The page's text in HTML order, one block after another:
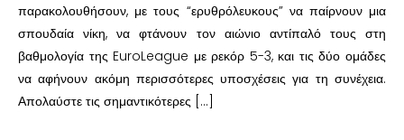
παρακολουθήσουν, με τους “ερυθρόλευκους” να παίρνουν μια
σπουδαία νίκη, να φτάνουν τον αιώνιο αντίπαλό τους στη
βαθμολογία της EuroLeague με ρεκόρ 5-3, και τις δύο ομάδες
να αφήνουν ακόμη περισσότερες υποσχέσεις για τη συνέχεια.
Απολαύστε τις σημαντικότερες […]